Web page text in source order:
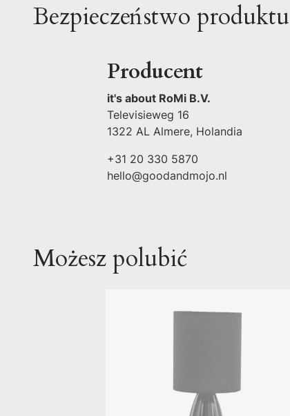
Bezpieczeństwo produktu
Producent
it's about RoMi B.V.
Televisieweg 16
1322 AL Almere, Holandia
+31 20 330 5870
hello@goodandmojo.nl
Możesz polubić